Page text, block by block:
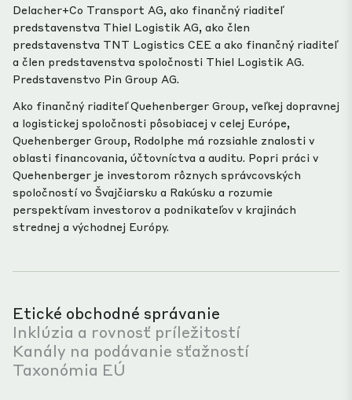
Delacher+Co Transport AG, ako finančný riaditeľ
predstavenstva Thiel Logistik AG, ako člen
predstavenstva TNT Logistics CEE a ako finančný riaditeľ
a člen predstavenstva spoločnosti Thiel Logistik AG.
Predstavenstvo Pin Group AG.
Ako finančný riaditeľ Quehenberger Group, veľkej dopravnej
a logistickej spoločnosti pôsobiacej v celej Európe,
Quehenberger Group, Rodolphe má rozsiahle znalosti v
oblasti financovania, účtovníctva a auditu. Popri práci v
Quehenberger je investorom rôznych správcovských
spoločností vo Švajčiarsku a Rakúsku a rozumie
perspektívam investorov a podnikateľov v krajinách
strednej a východnej Európy.
Etické obchodné správanie
Inklúzia a rovnosť príležitostí
Kanály na podávanie sťažností
Taxonómia EÚ